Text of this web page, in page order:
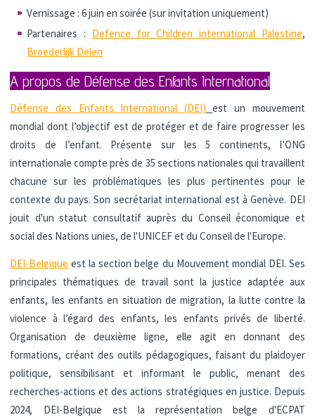
Vernissage : 6 juin en soirée (sur invitation uniquement)
Partenaires : Defence for Children international Palestine,
Broederlijk Delen
A propos de Défense des Enfants International
Défense des Enfants International (DEI) est un mouvement
mondial dont l’objectif est de protéger et de faire progresser les
droits de l’enfant. Présente sur les 5 continents, l’ONG
internationale compte près de 35 sections nationales qui travaillent
chacune sur les problématiques les plus pertinentes pour le
contexte du pays. Son secrétariat international est à Genève. DEI
jouit d'un statut consultatif auprès du Conseil économique et
social des Nations unies, de l'UNICEF et du Conseil de l'Europe.
DEI-Belgique est la section belge du Mouvement mondial DEI. Ses
principales thématiques de travail sont la justice adaptée aux
enfants, les enfants en situation de migration, la lutte contre la
violence à l’égard des enfants, les enfants privés de liberté.
Organisation de deuxième ligne, elle agit en donnant des
formations, créant des outils pédagogiques, faisant du plaidoyer
politique, sensibilisant et informant le public, menant des
recherches-actions et des actions stratégiques en justice. Depuis
2024, DEI-Belgique est la représentation belge d'ECPAT